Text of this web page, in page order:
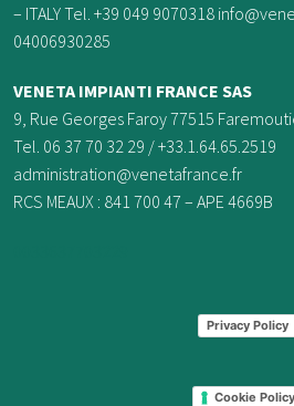
– ITALY Tel. +39 049 9070318
04006930285
VENETA IMPIANTI FRANCE SAS
9, Rue Georges Faroy 77515
Tel. 06 37 70 32 29 / +33.1.64.65.2519
administration@venetafrance.fr
RCS MEAUX : 841 700 47 – APE 4669B
Privacy Policy
Cookie Policy